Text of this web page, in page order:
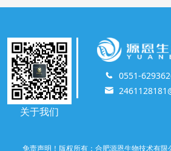
关于我们
0551-
免责声明！版权所有：合肥源恩生物技术有限